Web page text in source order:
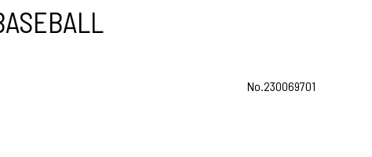
No.230069701